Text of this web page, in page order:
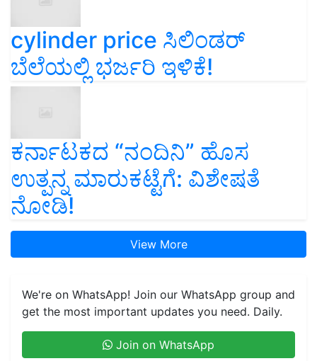
cylinder price ಸಿಲಿಂಡರ್‌
ಬೆಲೆಯಲ್ಲಿ ಭರ್ಜರಿ ಇಳಿಕೆ!
ಕರ್ನಾಟಕದ “ನಂದಿನಿ” ಹೊಸ
ಉತ್ಪನ್ನ ಮಾರುಕಟ್ಟೆಗೆ: ವಿಶೇಷತೆ
ನೋಡಿ!
View More
We're on WhatsApp! Join our WhatsApp group and
get the most important updates you need. Daily.
Join on WhatsApp